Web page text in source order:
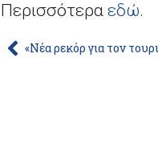
Περισσότερα εδώ.